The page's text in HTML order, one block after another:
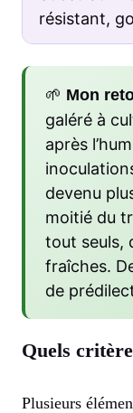
résistant,
🌱 Mon
galéré à
après
devenu
moitié du
tout seuls,
fraîches.
de
Quels
Plusieurs